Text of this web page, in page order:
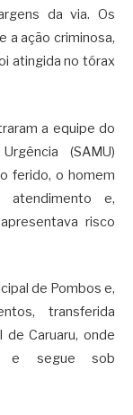
da via. Os
a ação criminosa,
atingida no tórax
a equipe do
(SAMU)
ferido, o homem
e,
risco
de Pombos e,
transferida
Caruaru, onde
e segue sob